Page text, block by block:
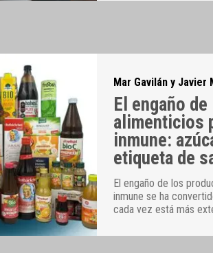
Mar Gavilán y Javier
El engaño
alimenticios
inmune:
etiqueta de
El engaño de los
inmune se ha
cada vez está más